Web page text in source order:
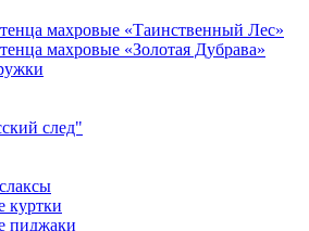
махровые «Таинственный Лес»
махровые «Золотая Дубрава»
след"
куртки
пиджаки